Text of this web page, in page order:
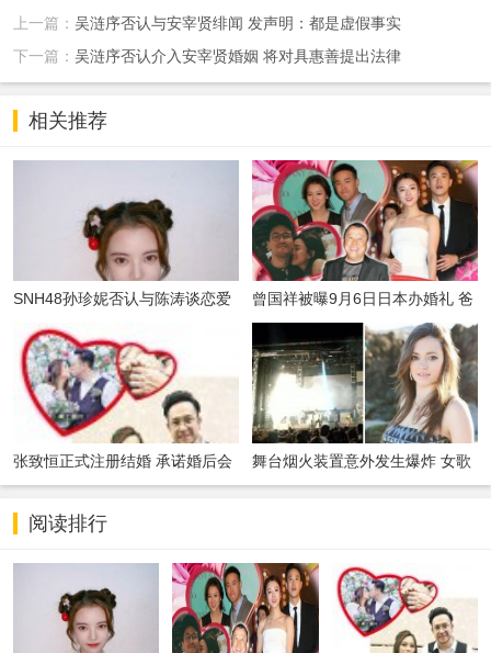
上一篇： 吴涟序否认与安宰贤绯闻 发声明：都是虚假事实
下一篇： 吴涟序否认介入安宰贤婚姻 将对具惠善提出法律
相关推荐
SNH48孙珍妮否认与陈涛谈恋爱
曾国祥被曝9月6日日本办婚礼 爸
爸曾志伟
张致恒正式注册结婚 承诺婚后会
疼爱太太和
舞台烟火装置意外发生爆炸 女歌
手腹部受伤
阅读排行